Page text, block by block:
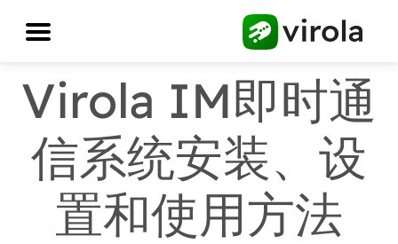
Virola IM即时通
信系统安装、设
置和使用方法